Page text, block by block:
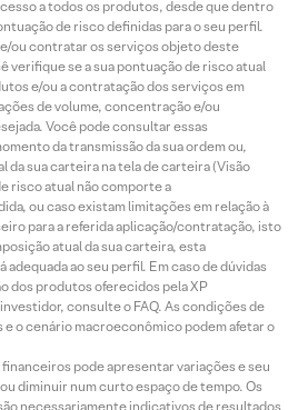
a todos os produtos, desde que dentro
de risco definidas para o seu perfil.
ou contratar os serviços objeto deste
verifique se a sua pontuação de risco atual
e/ou a contratação dos serviços em
de volume, concentração e/ou
Você pode consultar essas
da transmissão da sua ordem ou,
da sua carteira na tela de carteira (Visão
risco atual não comporte a
ou caso existam limitações em relação à
para a referida aplicação/contratação, isto
atual da sua carteira, esta
ao seu perfil. Em caso de dúvidas
dos produtos oferecidos pela XP
consulte o FAQ. As condições de
o cenário macroeconômico podem afetar o
pode apresentar variações e seu
diminuir num curto espaço de tempo. Os
necessariamente indicativos de resultados